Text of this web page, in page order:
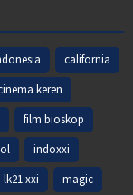
california
keren
film bioskop
indoxxi
lk21 xxi magic